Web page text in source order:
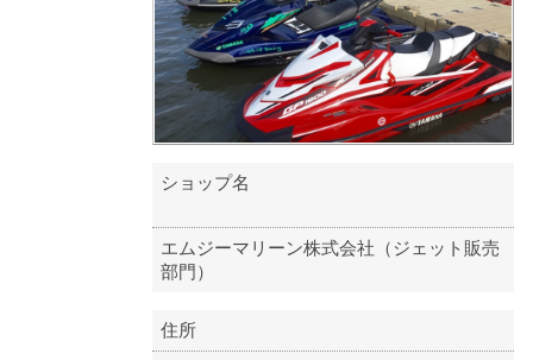
ショップ名
エムジーマリーン株式会社（ジェット販売
部門）
住所